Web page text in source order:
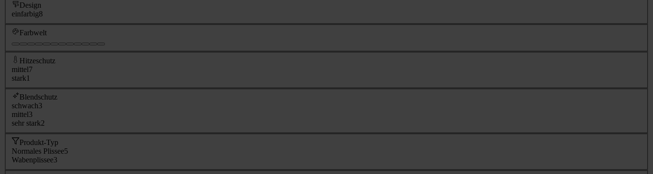
Design
einfarbig8
Farbwelt
Hitzeschutz
mittel7
stark1
Blendschutz
schwach3
mittel3
sehr stark2
Produkt-Typ
Normales Plissee5
Wabenplissee3